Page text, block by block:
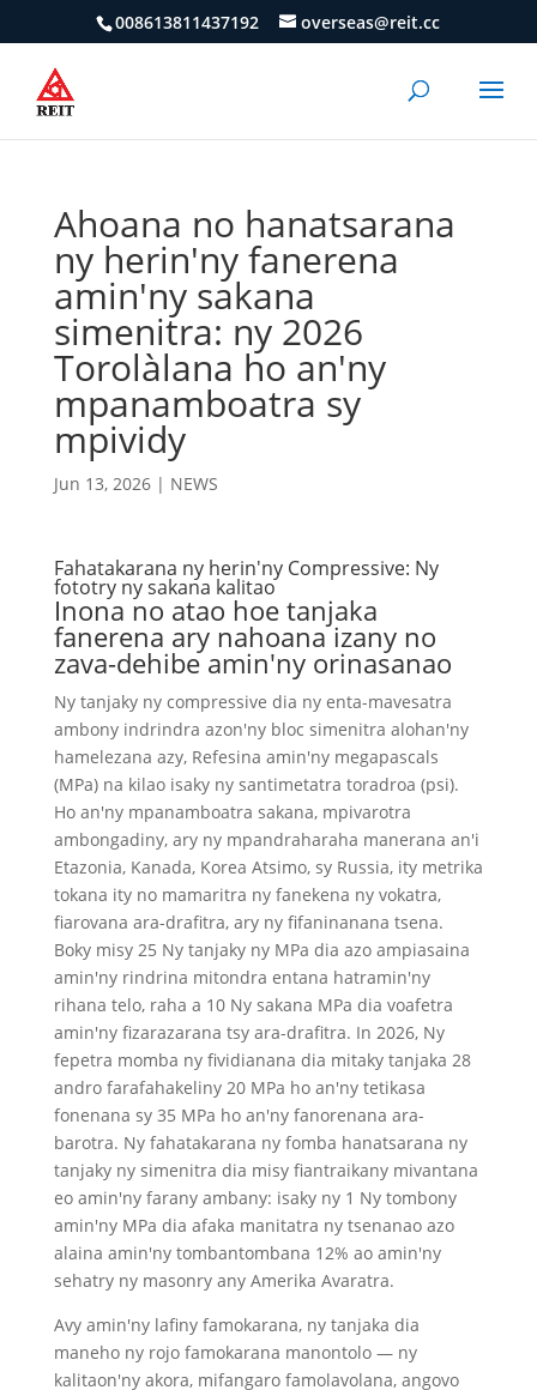
008613811437192 overseas@reit.cc
Ahoana no hanatsarana
ny herin'ny fanerena
amin'ny sakana
simenitra: ny 2026
Torolàlana ho an'ny
mpanamboatra sy
mpividy
Jun 13, 2026| NEWS
Fahatakarana ny herin'ny Compressive: Ny
fototry ny sakana kalitao
Inona no atao hoe tanjaka
fanerena ary nahoana izany no
zava-dehibe amin'ny orinasanao
Ny tanjaky ny compressive dia ny enta-mavesatra
ambony indrindra azon'ny bloc simenitra alohan'ny
hamelezana azy, Refesina amin'ny megapascals
(MPa) na kilao isaky ny santimetatra toradroa (psi).
Ho an'ny mpanamboatra sakana, mpivarotra
ambongadiny, ary ny mpandraharaha manerana an'i
Etazonia, Kanada, Korea Atsimo, sy Russia, ity metrika
tokana ity no mamaritra ny fanekena ny vokatra,
fiarovana ara-drafitra, ary ny fifaninanana tsena.
Boky misy 25 Ny tanjaky ny MPa dia azo ampiasaina
amin'ny rindrina mitondra entana hatramin'ny
rihana telo, raha a 10 Ny sakana MPa dia voafetra
amin'ny fizarazarana tsy ara-drafitra. In 2026, Ny
fepetra momba ny fividianana dia mitaky tanjaka 28
andro farafahakeliny 20 MPa ho an'ny tetikasa
fonenana sy 35 MPa ho an'ny fanorenana ara-
barotra. Ny fahatakarana ny fomba hanatsarana ny
tanjaky ny simenitra dia misy fiantraikany mivantana
eo amin'ny farany ambany: isaky ny 1 Ny tombony
amin'ny MPa dia afaka manitatra ny tsenanao azo
alaina amin'ny tombantombana 12% ao amin'ny
sehatry ny masonry any Amerika Avaratra.
Avy amin'ny lafiny famokarana, ny tanjaka dia
maneho ny rojo famokarana manontolo — ny
kalitaon'ny akora, mifangaro famolavolana, angovo